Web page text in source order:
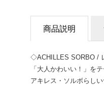
商品説明
◇ACHILLES SORBO /
「大人かわいい！」を
アキレス・ソルボらし